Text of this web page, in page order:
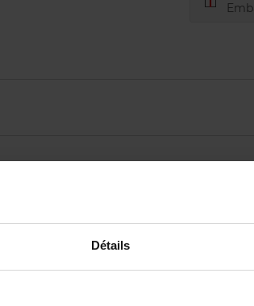
Détails
aimerez peut-être